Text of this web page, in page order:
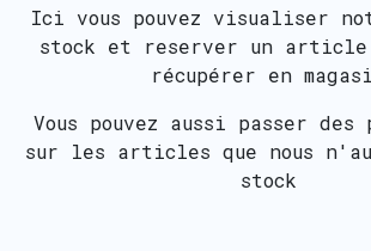
Ici vous pouvez visualiser
stock et reserver un
récupérer en
Vous pouvez aussi passer des
sur les articles que nous
stock